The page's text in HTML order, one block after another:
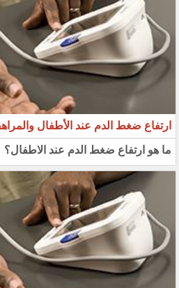
ارتفاع ضغط الدم عند الأطفال
ما هو ارتفاع ضغط الدم عند الاطفال؟